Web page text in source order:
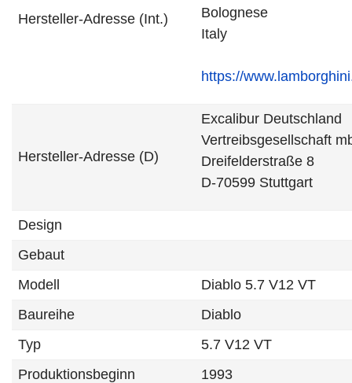
Hersteller-Adresse (Int.)
Bolognese
Italy
https://
Hersteller-Adresse (D)
Excalibur Deutschland
Vertreibsgesellschaft
Dreifelderstraße 8
D-70599 Stuttgart
Design
Gebaut
Modell
Diablo 5.7 V12 VT
Baureihe
Diablo
Typ
5.7 V12 VT
Produktionsbeginn
1993